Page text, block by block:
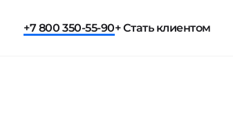
+7 800 350-55-90+ Стать клиентом